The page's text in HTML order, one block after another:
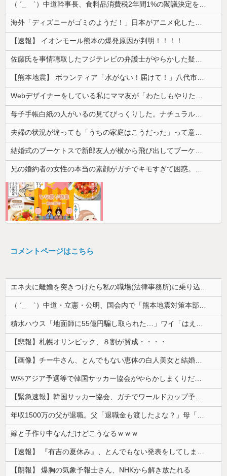
【速報】 イオンモール熊本の爆発原因が判明！！！！
コメントページはこちら
【悲報】札幌オリンピック、８割が賛成・・・・
嫁と子作り中なんだけどこうなるｗｗｗ
【朗報】 爆胸の気象予報士さん、NHKから解き放たれる